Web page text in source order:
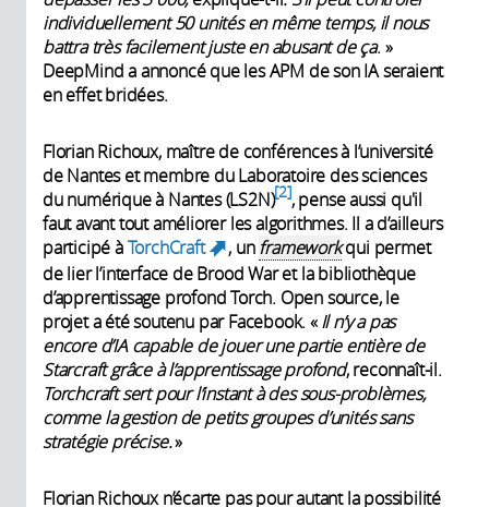
individuellement 50 unités en même temps, il nous
battra très facilement juste en abusant de ça. »
DeepMind a annoncé que les APM de son IA seraient
en effet bridées.
Florian Richoux, maître de conférences à l’université
de Nantes et membre du Laboratoire des sciences
du numérique à Nantes (LS2N) 2 , pense aussi qu'il
faut avant tout améliorer les algorithmes. Il a d’ailleurs
participé àTorchCraft (link is external)
, unframeworkqui permet
de lier l’interface de Brood War et la bibliothèque
d’apprentissage profond Torch. Open source, le
projet a été soutenu par Facebook. «Il n’y a pas
encore d’IA capable de jouer une partie entière de
Starcraft grâce à l’apprentissage profond, reconnaît-il.
Torchcraft sert pour l’instant à des sous-problèmes,
comme la gestion de petits groupes d’unités sans
stratégie précise.»
Florian Richoux n’écarte pas pour autant la possibilité